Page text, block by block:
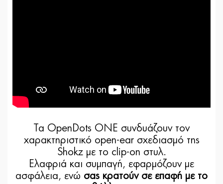
Τα OpenDots ONE συνδυάζουν τον
χαρακτηριστικό open-ear σχεδιασμό της
Shokz με το clip-on στυλ.
Ελαφριά και συμπαγή, εφαρμόζουν με
ασφάλεια, ενώ σας κρατούν σε επαφή με το